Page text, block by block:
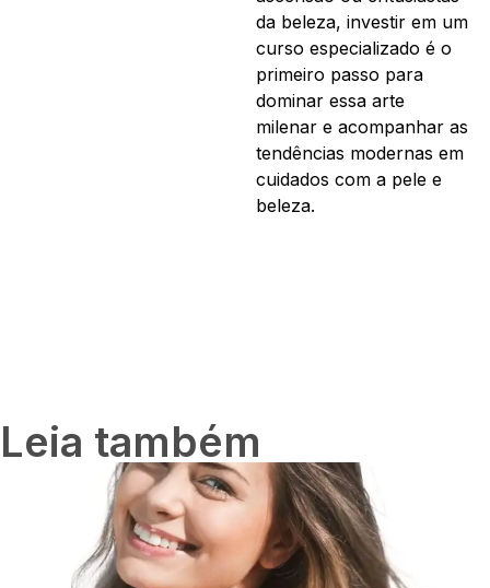
da beleza, investir em um
curso especializado é o
primeiro passo para
dominar essa arte
milenar e acompanhar as
tendências modernas em
cuidados com a pele e
beleza.
Leia também